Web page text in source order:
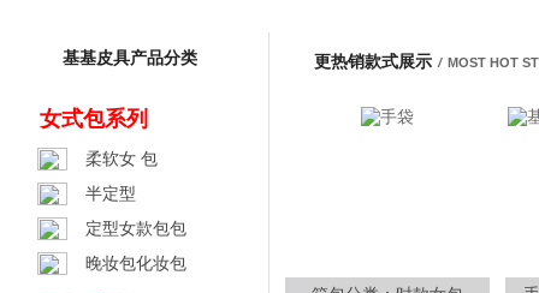
基基皮具产品分类
女式包系列
柔软女 包
半定型
定型女款包包
晚妆包化妆包
更热销款式展示 / MOST HOT